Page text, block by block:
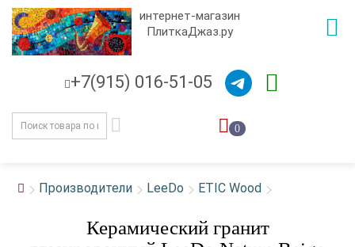
интернет-магазин
ПлиткаДжаз.ру
+7(915) 016-51-05
0
Производители LeeDo ETIC Wood
Керамический гранит